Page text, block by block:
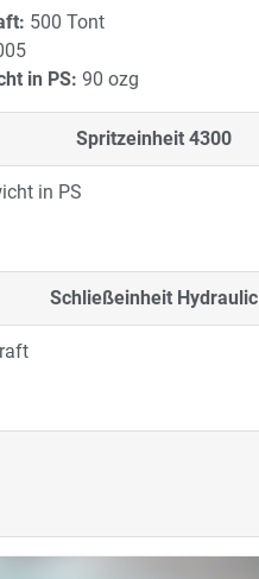
500 Tont
in PS: 90 ozg
Spritzeinheit 4300
in PS
Schließeinheit Hydraulic